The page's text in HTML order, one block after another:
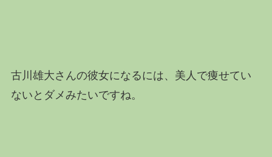
古川雄大さんの彼女になるには、美人で痩せてい
ないとダメみたいですね。